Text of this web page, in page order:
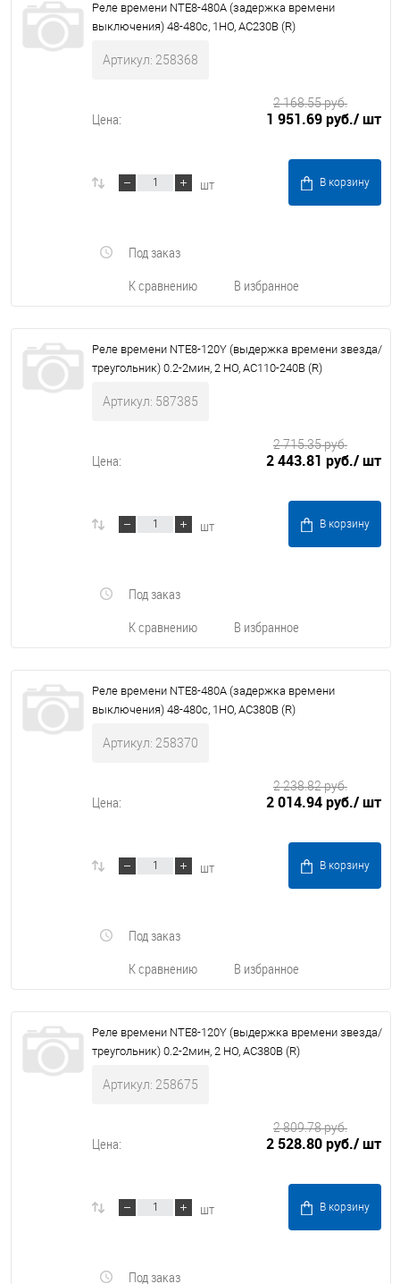
Реле времени NTE8-480А (задержка времени
выключения) 48-480с, 1НО, AC230В (R)
Артикул: 258368
Цена: 1 951.69 руб./ шт
2 168.55 руб.
шт В корзину
К сравнению В избранное
Под заказ
Реле времени NTE8-120Y (выдержка времени звезда/
треугольник) 0.2-2мин, 2 НО, AC110-240В (R)
Артикул: 587385
Цена: 2 443.81 руб./ шт
2 715.35 руб.
шт В корзину
К сравнению В избранное
Под заказ
Реле времени NTE8-480А (задержка времени
выключения) 48-480с, 1НО, AC380В (R)
Артикул: 258370
Цена: 2 014.94 руб./ шт
2 238.82 руб.
шт В корзину
К сравнению В избранное
Под заказ
Реле времени NTE8-120Y (выдержка времени звезда/
треугольник) 0.2-2мин, 2 НО, AC380В (R)
Артикул: 258675
Цена: 2 528.80 руб./ шт
2 809.78 руб.
шт В корзину
Под заказ